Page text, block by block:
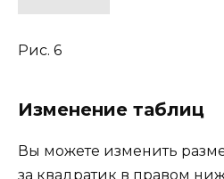
Рис. 6
Изменение таблиц
Вы можете изменить
за квадратик в правом